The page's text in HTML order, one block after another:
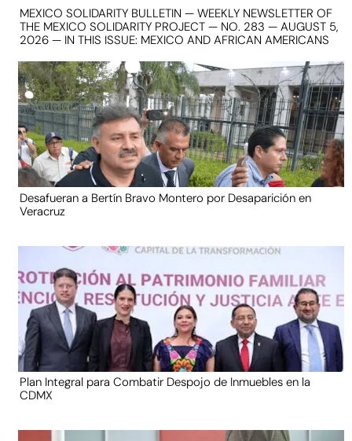
MEXICO SOLIDARITY BULLETIN — WEEKLY NEWSLETTER OF
THE MEXICO SOLIDARITY PROJECT — NO. 283 — AUGUST 5,
2026 — IN THIS ISSUE: MEXICO AND AFRICAN AMERICANS
Desafueran a Bertín Bravo Montero por Desaparición en
Veracruz
Plan Integral para Combatir Despojo de Inmuebles en la
CDMX